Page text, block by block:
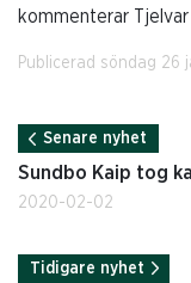
kommenterar
Publicerad söndag 26
Senare nyhet
Sundbo Kaip tog
2020-02-02
Tidigare nyhet